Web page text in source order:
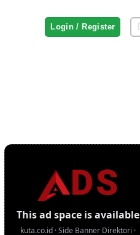
Login / Register